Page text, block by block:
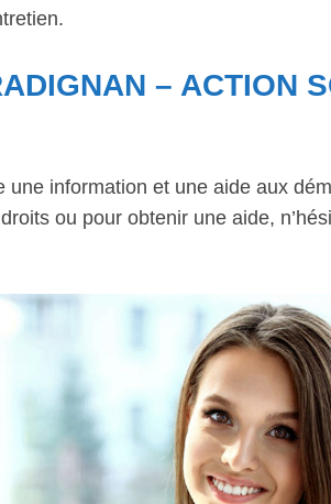
– ACTION
information et une aide aux
ou pour obtenir une aide,